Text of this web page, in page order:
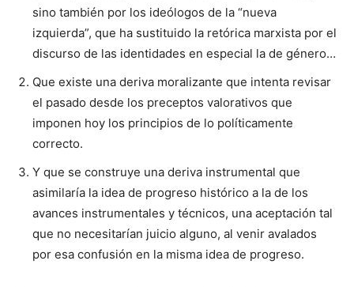
sino también por los ideólogos de la “nueva
izquierda”, que ha sustituido la retórica marxista por el
discurso de las identidades en especial la de género…
Que existe una deriva moralizante que intenta revisar
el pasado desde los preceptos valorativos que
imponen hoy los principios de lo políticamente
correcto.
Y que se construye una deriva instrumental que
asimilaría la idea de progreso histórico a la de los
avances instrumentales y técnicos, una aceptación tal
que no necesitarían juicio alguno, al venir avalados
por esa confusión en la misma idea de progreso.